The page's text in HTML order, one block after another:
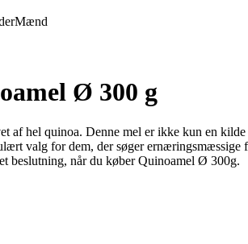
Mænd
Ø 300 g
hel quinoa. Denne mel er ikke kun en
valg for dem, der søger
beslutning, når du køber Quinoamel Ø 300g.